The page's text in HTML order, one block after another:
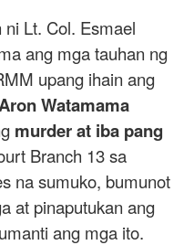
Lt. Col. Esmael
ang mga tauhan ng
upang ihain ang
Watamama
murder at iba pang
Branch 13 sa
na sumuko, bumunot
at pinaputukan ang
ang mga ito.